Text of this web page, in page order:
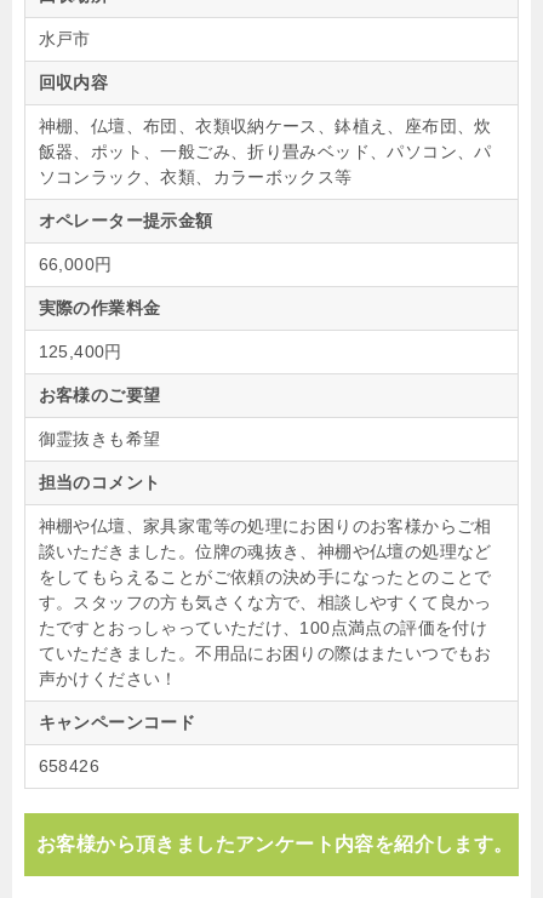
水戸市
回収内容
神棚、仏壇、布団、衣類収納ケース、鉢植え、座布団、炊
飯器、ポット、一般ごみ、折り畳みベッド、パソコン、パ
ソコンラック、衣類、カラーボックス等
オペレーター提示金額
66,000円
実際の作業料金
125,400円
お客様のご要望
御霊抜きも希望
担当のコメント
神棚や仏壇、家具家電等の処理にお困りのお客様からご相
談いただきました。位牌の魂抜き、神棚や仏壇の処理など
をしてもらえることがご依頼の決め手になったとのことで
す。スタッフの方も気さくな方で、相談しやすくて良かっ
たですとおっしゃっていただけ、100点満点の評価を付け
ていただきました。不用品にお困りの際はまたいつでもお
声かけください！
キャンペーンコード
658426
お客様から頂きましたアンケート内容を紹介します。